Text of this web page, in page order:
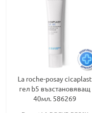
La roche-posay cicaplast
гел b5 възстановяващ
40мл. 586269